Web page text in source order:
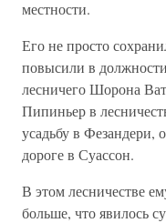
местности.
Его не просто
повысили в
лесничего Шорона
Пипиньер в
усадьбу в Фезандери,
дороге в Суассон.
В этом лесничестве
больше, что явилось